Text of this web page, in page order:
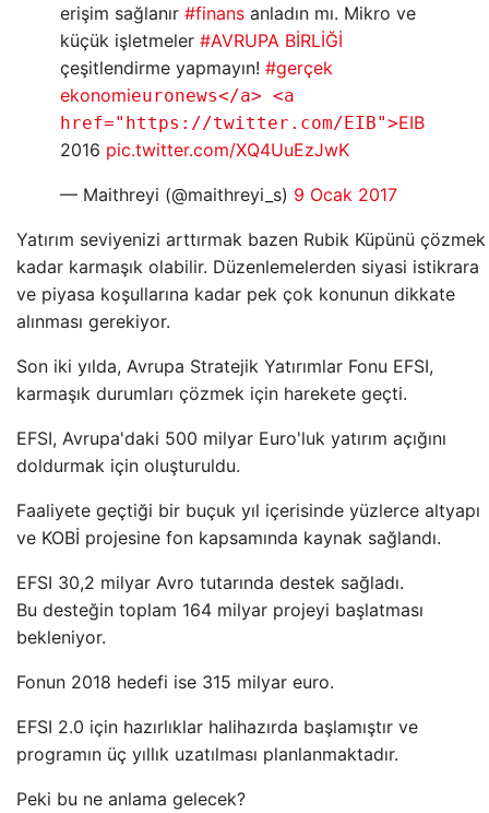
erişim sağlanır #finans anladın mı. Mikro ve
küçük işletmeler #AVRUPA BİRLİĞİ
çeşitlendirme yapmayın! #gerçek
ekonomieuronews</a> <a
href="https://twitter.com/EIB">EIB
2016 pic.twitter.com/XQ4UuEzJwK
— Maithreyi (@maithreyi_s) 9 Ocak 2017
Yatırım seviyenizi arttırmak bazen Rubik Küpünü çözmek
kadar karmaşık olabilir. Düzenlemelerden siyasi istikrara
ve piyasa koşullarına kadar pek çok konunun dikkate
alınması gerekiyor.
Son iki yılda, Avrupa Stratejik Yatırımlar Fonu EFSI,
karmaşık durumları çözmek için harekete geçti.
EFSI, Avrupa'daki 500 milyar Euro'luk yatırım açığını
doldurmak için oluşturuldu.
Faaliyete geçtiği bir buçuk yıl içerisinde yüzlerce altyapı
ve KOBİ projesine fon kapsamında kaynak sağlandı.
EFSI 30,2 milyar Avro tutarında destek sağladı.
Bu desteğin toplam 164 milyar projeyi başlatması
bekleniyor.
Fonun 2018 hedefi ise 315 milyar euro.
EFSI 2.0 için hazırlıklar halihazırda başlamıştır ve
programın üç yıllık uzatılması planlanmaktadır.
Peki bu ne anlama gelecek?